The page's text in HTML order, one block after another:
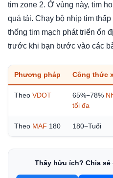
tim zone 2. Ở vùng này, tim
quá tải. Chạy bộ nhịp tim
thống tim mạch phát triển ổn
trước khi bạn bước vào các
Phương pháp Công thức
Theo VDOT 65%−78%
tối đa
Theo MAF 180 180−Tuổi
Thấy hữu ích? Chia sẻ